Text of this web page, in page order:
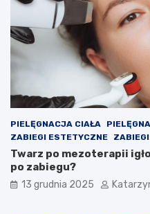
k
o
ś
w
e
t
r
z
a
e
s
t
l
m
?
P
r
o
PIELĘGNACJA CIAŁA
ZABIEGI ESTETYCZNE
Twarz po mezoterapii
po zabiegu?
13 grudnia 2025